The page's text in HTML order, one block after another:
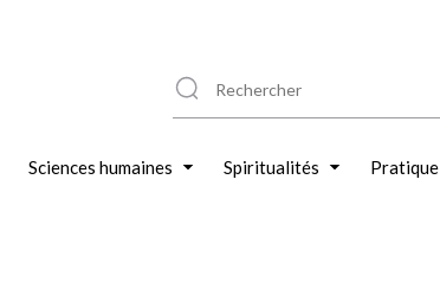
Sciences humaines Spiritualités Pratique